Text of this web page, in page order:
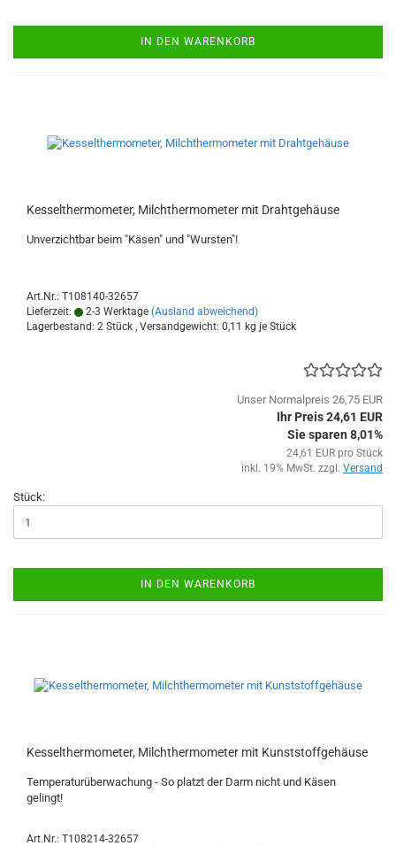
IN DEN WARENKORB
Kesselthermometer, Milchthermometer mit Drahtgehäuse
Unverzichtbar beim "Käsen" und "Wursten"!
Art.Nr.: T108140-32657
Lieferzeit:
2-3 Werktage (Ausland abweichend)
Lagerbestand: 2 Stück , Versandgewicht: 0,11 kg je Stück
Unser Normalpreis 26,75 EUR
Ihr Preis 24,61 EUR
Sie sparen 8,01%
24,61 EUR pro Stück
inkl. 19% MwSt. zzgl. Versand
Stück:
IN DEN WARENKORB
Kesselthermometer, Milchthermometer mit Kunststoffgehäuse
Temperaturüberwachung - So platzt der Darm nicht und Käsen
gelingt!
Art.Nr.: T108214-32657